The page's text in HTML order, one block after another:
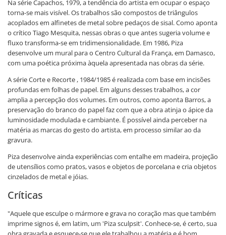
Na série Capachos, 1979, a tendência do artista em ocupar o espaço
torna-se mais visível. Os trabalhos são compostos de triângulos
acoplados em alfinetes de metal sobre pedaços de sisal. Como aponta
o crítico Tiago Mesquita, nessas obras o que antes sugeria volume e
fluxo transforma-se em tridimensionalidade. Em 1986, Piza
desenvolve um mural para o Centro Cultural da França, em Damasco,
com uma poética próxima àquela apresentada nas obras da série.
A série Corte e Recorte , 1984/1985 é realizada com base em incisões
profundas em folhas de papel. Em alguns desses trabalhos, a cor
amplia a percepção dos volumes. Em outros, como aponta Barros, a
preservação do branco do papel faz com que a obra atinja o ápice da
luminosidade modulada e cambiante. É possível ainda perceber na
matéria as marcas do gesto do artista, em processo similar ao da
gravura.
Piza desenvolve ainda experiências com entalhe em madeira, projeção
de utensílios como pratos, vasos e objetos de porcelana e cria objetos
cinzelados de metal e jóias.
Críticas
"Aquele que esculpe o mármore e grava no coração mas que também
imprime signos é, em latim, um 'Piza sculpsit'. Conhece-se, é certo, sua